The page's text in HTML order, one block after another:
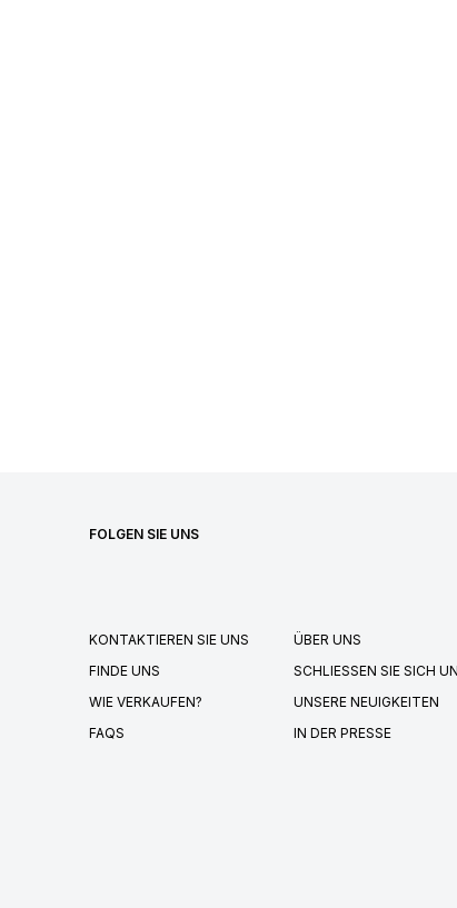
FOLGEN SIE UNS
KONTAKTIEREN SIE UNS
FINDE UNS
WIE VERKAUFEN?
FAQS
ÜBER UNS
SCHLIESSEN SIE SICH
UNSERE NEUIGKEITEN
IN DER PRESSE